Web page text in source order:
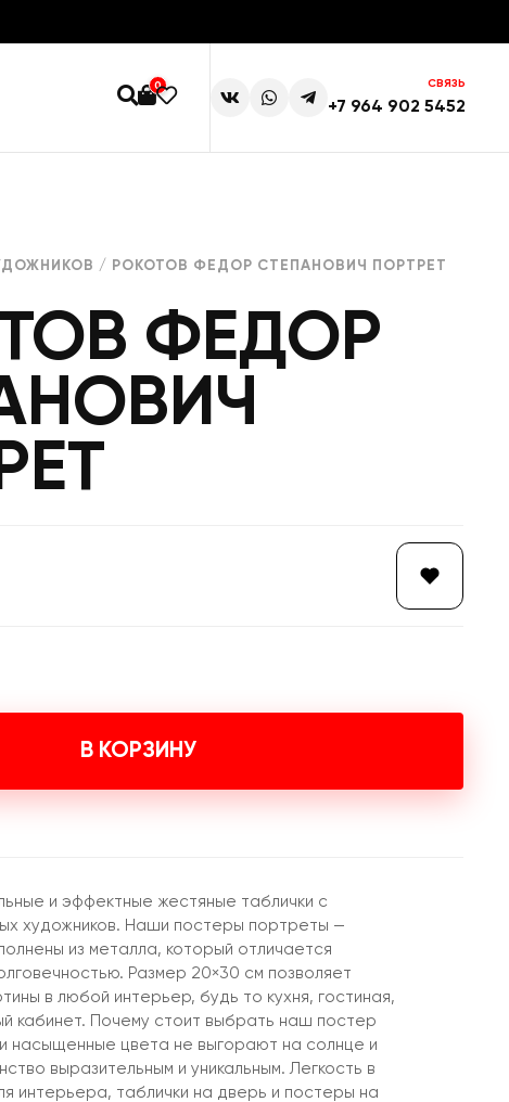
0 СВЯЗЬ
+7 964 902 5452
/ РОКОТОВ ФЕДОР СТЕПАНОВИЧ ПОРТРЕТ
ФЕДОР
В КОРЗИНУ
и эффектные жестяные таблички с
художников. Наши постеры портреты —
из металла, который отличается
Размер 20×30 см позволяет
в любой интерьер, будь то кухня, гостиная,
кабинет. Почему стоит выбрать наш постер
насыщенные цвета не выгорают на солнце и
выразительным и уникальным. Легкость в
интерьера, таблички на дверь и постеры на